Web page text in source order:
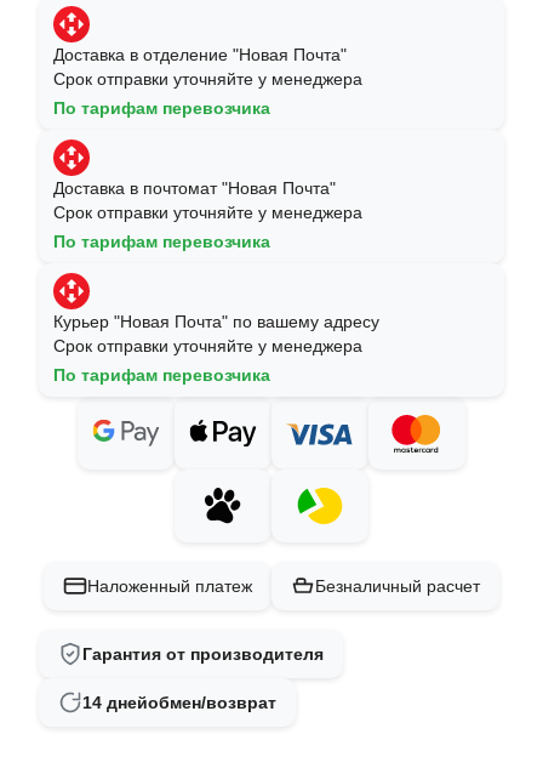
Доставка в отделение "Новая Почта"
Срок отправки уточняйте у менеджера
По тарифам перевозчика
Доставка в почтомат "Новая Почта"
Срок отправки уточняйте у менеджера
По тарифам перевозчика
Курьер "Новая Почта" по вашему адресу
Срок отправки уточняйте у менеджера
По тарифам перевозчика
Наложенный платеж Безналичный расчет
Гарантия от производителя
14 днейобмен/возврат